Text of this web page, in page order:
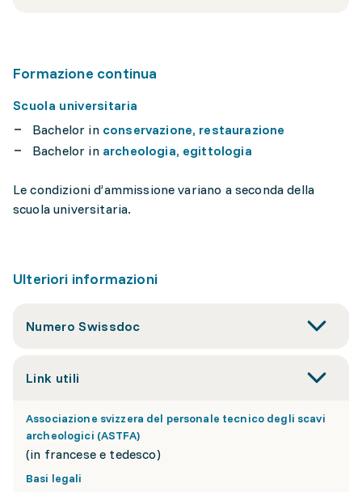
Formazione continua
Scuola universitaria
Bachelor in conservazione, restaurazione
Bachelor in archeologia, egittologia
Le condizioni d’ammissione variano a seconda della
scuola universitaria.
Ulteriori informazioni
Numero Swissdoc
Link utili
Associazione svizzera del personale tecnico degli scavi
archeologici (ASTFA)
(in francese e tedesco)
Basi legali